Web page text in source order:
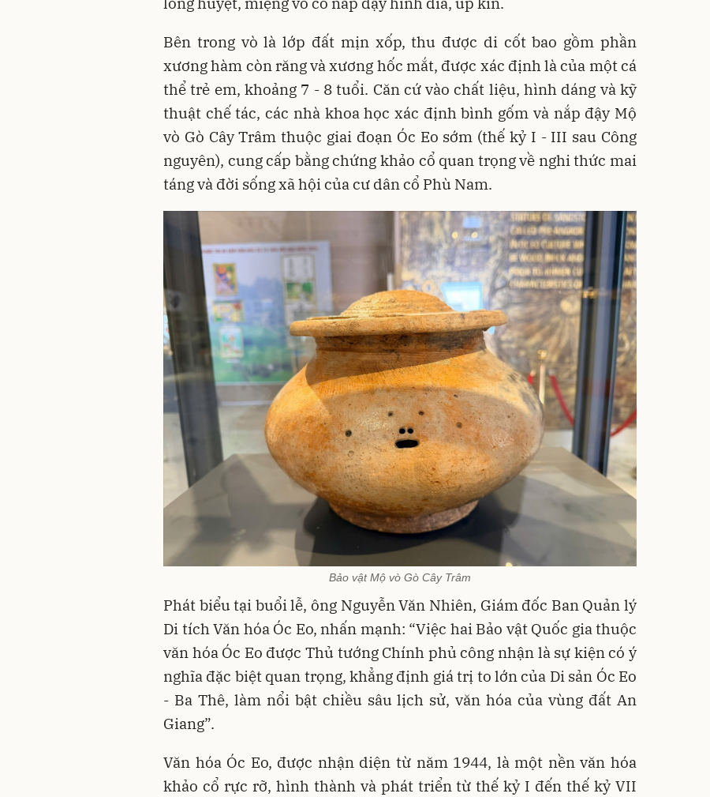
Bên trong vò là lớp đất mịn xốp, thu được di cốt bao gồm phần
xương hàm còn răng và xương hốc mắt, được xác định là của một cá
thể trẻ em, khoảng 7 - 8 tuổi. Căn cứ vào chất liệu, hình dáng và kỹ
thuật chế tác, các nhà khoa học xác định bình gốm và nắp đậy Mộ
vò Gò Cây Trâm thuộc giai đoạn Óc Eo sớm (thế kỷ I - III sau Công
nguyên), cung cấp bằng chứng khảo cổ quan trọng về nghi thức mai
táng và đời sống xã hội của cư dân cổ Phù Nam.
Bảo vật Mộ vò Gò Cây Trâm
Phát biểu tại buổi lễ, ông Nguyễn Văn Nhiên, Giám đốc Ban Quản lý
Di tích Văn hóa Óc Eo, nhấn mạnh: “Việc hai Bảo vật Quốc gia thuộc
văn hóa Óc Eo được Thủ tướng Chính phủ công nhận là sự kiện có ý
nghĩa đặc biệt quan trọng, khẳng định giá trị to lớn của Di sản Óc Eo
- Ba Thê, làm nổi bật chiều sâu lịch sử, văn hóa của vùng đất An
Giang”.
Văn hóa Óc Eo, được nhận diện từ năm 1944, là một nền văn hóa
khảo cổ rực rỡ, hình thành và phát triển từ thế kỷ I đến thế kỷ VII